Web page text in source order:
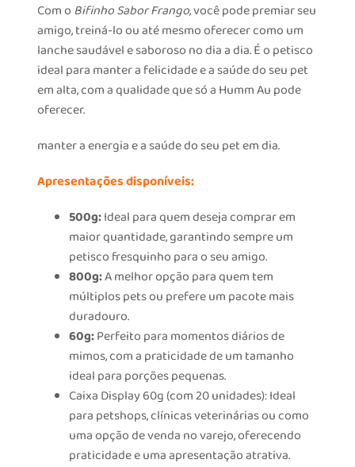
Com o Bifinho Sabor Frango, você pode premiar seu
amigo, treiná-lo ou até mesmo oferecer como um
lanche saudável e saboroso no dia a dia. É o petisco
ideal para manter a felicidade e a saúde do seu pet
em alta, com a qualidade que só a Humm Au pode
oferecer.
manter a energia e a saúde do seu pet em dia.
Apresentações disponíveis:
500g:Ideal para quem deseja comprar em
maior quantidade, garantindo sempre um
petisco fresquinho para o seu amigo.
800g:A melhor opção para quem tem
múltiplos pets ou prefere um pacote mais
duradouro.
60g:Perfeito para momentos diários de
mimos, com a praticidade de um tamanho
ideal para porções pequenas.
Caixa Display 60g (com 20 unidades): Ideal
para petshops, clínicas veterinárias ou como
uma opção de venda no varejo, oferecendo
praticidade e uma apresentação atrativa.